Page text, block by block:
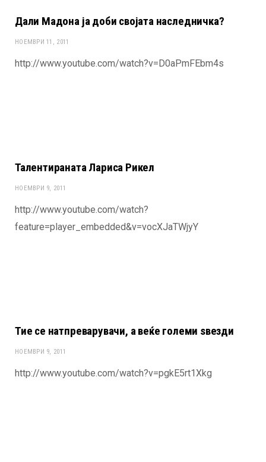
Дали Мадона ја доби својата наследничка?
НОЕМВРИ 11, 2011
http://www.youtube.com/watch?v=D0aPmFEbm4s
Талентираната Лариса Рикел
НОЕМВРИ 9, 2011
http://www.youtube.com/watch?
feature=player_embedded&v=vocXJaTWjyY
Тие се натпреварувачи, а веќе големи ѕвезди
НОЕМВРИ 9, 2011
http://www.youtube.com/watch?v=pgkE5rt1Xkg